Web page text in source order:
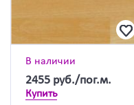
В наличии
2455 руб./пог.м.
Купить